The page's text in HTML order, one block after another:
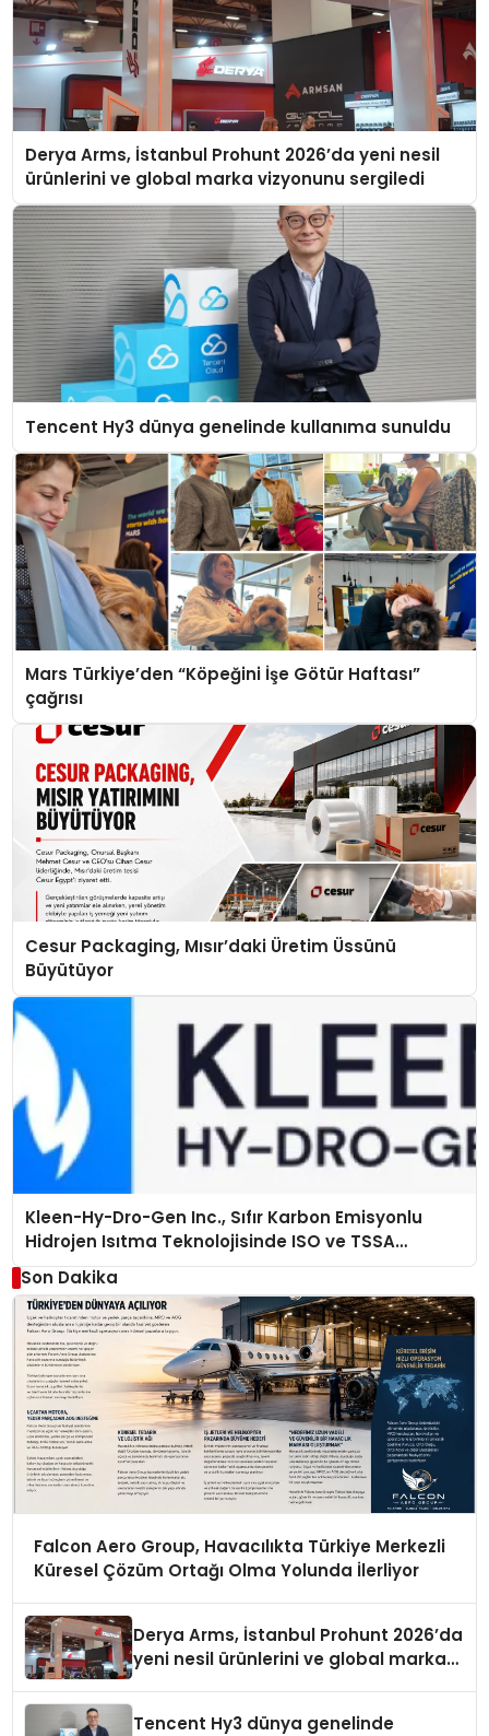
Derya Arms, İstanbul Prohunt 2026’da yeni nesil
ürünlerini ve global marka vizyonunu sergiledi
Tencent Hy3 dünya genelinde kullanıma sunuldu
Mars Türkiye’den “Köpeğini İşe Götür Haftası”
çağrısı
Cesur Packaging, Mısır’daki Üretim Üssünü
Büyütüyor
Kleen-Hy-Dro-Gen Inc., Sıfır Karbon Emisyonlu
Hidrojen Isıtma Teknolojisinde ISO ve TSSA
Düzenleyici Onaylarını Aldı
Son Dakika
Falcon Aero Group, Havacılıkta Türkiye Merkezli
Küresel Çözüm Ortağı Olma Yolunda İlerliyor
Derya Arms, İstanbul Prohunt 2026’da
yeni nesil ürünlerini ve global marka
Tencent Hy3 dünya genelinde